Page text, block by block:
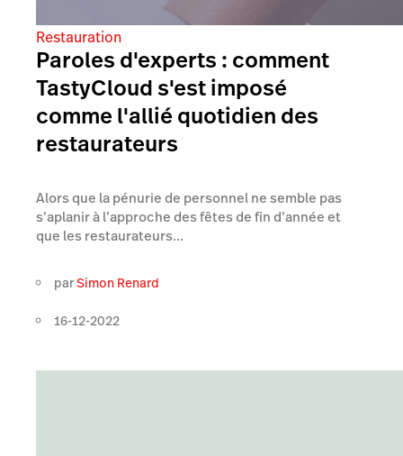
Restauration
Paroles d'experts : comment
TastyCloud s'est imposé
comme l'allié quotidien des
restaurateurs
Alors que la pénurie de personnel ne semble pas
s’aplanir à l’approche des fêtes de fin d’année et
que les restaurateurs...
parSimon Renard
16-12-2022